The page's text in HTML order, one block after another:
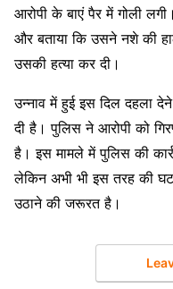
आरोपी के बाएं पैर में गोली
और बताया कि उसने नशे की
उसकी हत्या कर दी।
उन्नाव में हुई इस दिल दहला
दी है। पुलिस ने आरोपी को
है। इस मामले में पुलिस की
लेकिन अभी भी इस तरह की
उठाने की जरूरत है।